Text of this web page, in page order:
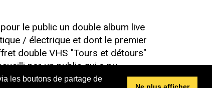
les boutons de partage de
le public un double album live
/ électrique et dont le premier
double VHS "Tours et détours"
par un public qui a pu
000 exemplaires et la promotion